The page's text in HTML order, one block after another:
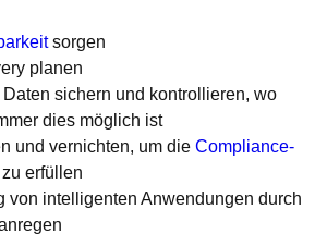
sorgen
planen
sichern und kontrollieren, wo
dies möglich ist
und vernichten, um die Compliance-
zu erfüllen
von intelligenten Anwendungen durch